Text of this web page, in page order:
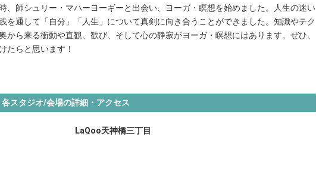
、師シュリー・マハーヨーギーと出会い、ヨーガ・瞑想を始めました。人生の迷い
を通して「自分」「人生」について真剣に向き合うことができました。 知識やテク
から来る衝動や直観、歓び、そして心の静寂がヨーガ・瞑想にはあります。ぜひ、
たらと思います！
各スタジオ/会場の詳細・アクセス
LaQoo天神橋三丁目